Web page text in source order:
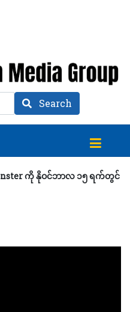
Search
ကို နိုဝင်ဘာလ ၁၅ ရက်တွင်